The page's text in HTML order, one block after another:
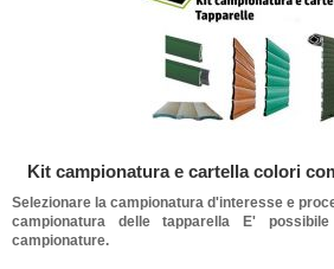
Kit campionatura e cartella colori
Selezionare la campionatura d'interesse e
campionatura delle tapparella E'
campionature.